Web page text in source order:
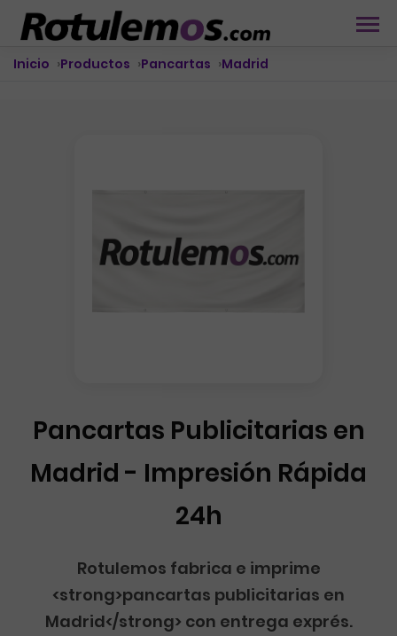
Inicio Productos Pancartas Madrid
Pancartas Publicitarias en
Madrid - Impresión Rápida
24h
Rotulemos fabrica e imprime
<strong>pancartas publicitarias en
Madrid</strong> con entrega exprés.